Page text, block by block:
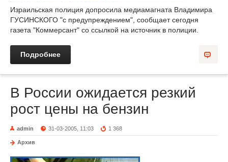
Израильская полиция допросила медиамагната Владимира
ГУСИНСКОГО "с предупреждением", сообщает сегодня
газета "Коммерсант" со ссылкой на источник в полиции.
Подробнее
В России ожидается резкий
рост цены на бензин
admin 31-03-2005, 11:03 1 368
Архив